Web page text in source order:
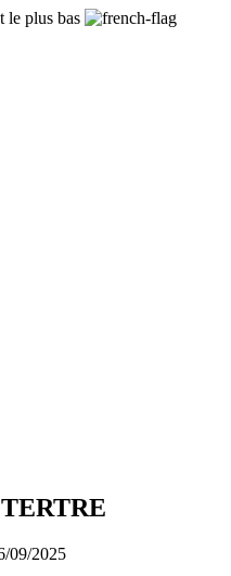
le plus bas
09/2025